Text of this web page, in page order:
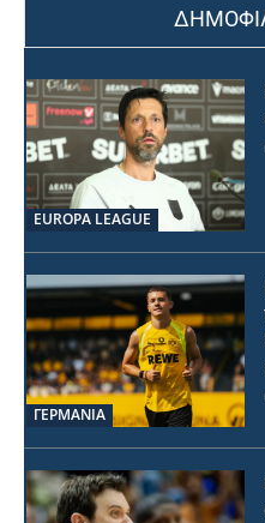
EUROPA LEAGUE
ΓΕΡΜΑΝΙΑ